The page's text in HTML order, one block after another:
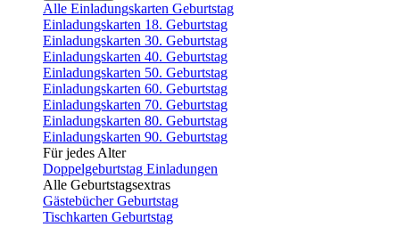
Alle Einladungskarten Geburtstag
Einladungskarten 18. Geburtstag
Einladungskarten 30. Geburtstag
Einladungskarten 40. Geburtstag
Einladungskarten 50. Geburtstag
Einladungskarten 60. Geburtstag
Einladungskarten 70. Geburtstag
Einladungskarten 80. Geburtstag
Einladungskarten 90. Geburtstag
Für jedes Alter
Doppelgeburtstag Einladungen
Alle Geburtstagsextras
Gästebücher Geburtstag
Tischkarten Geburtstag